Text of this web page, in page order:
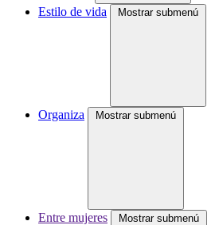
Estilo de vida Mostrar submenú
Organiza Mostrar submenú
Entre mujeres Mostrar submenú